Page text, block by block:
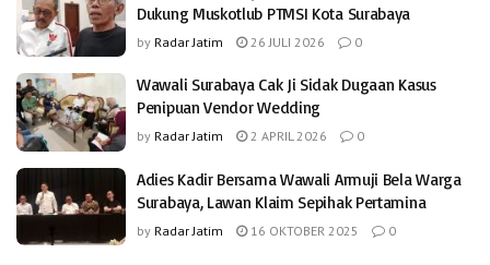
Dukung Muskotlub PTMSI Kota Surabaya
by Radar Jatim 26 JULI 2026 0
Wawali Surabaya Cak Ji Sidak Dugaan Kasus
Penipuan Vendor Wedding
by Radar Jatim 2 APRIL 2026 0
Adies Kadir Bersama Wawali Armuji Bela Warga
Surabaya, Lawan Klaim Sepihak Pertamina
by Radar Jatim 16 OKTOBER 2025 0